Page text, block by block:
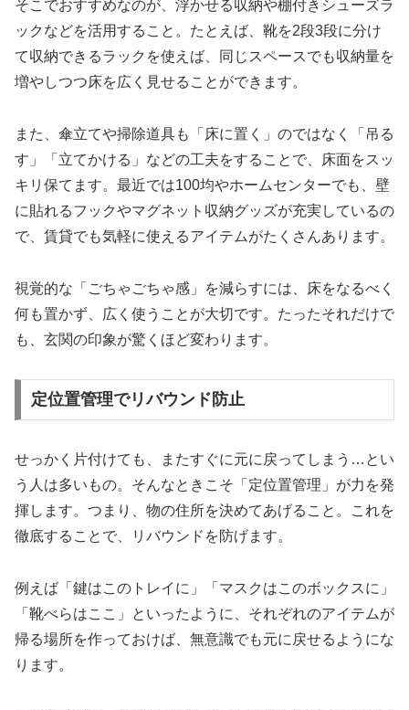
そこでおすすめなのが、浮かせる収納や棚付きシューズラ
ックなどを活用すること。たとえば、靴を2段3段に分け
て収納できるラックを使えば、同じスペースでも収納量を
増やしつつ床を広く見せることができます。
また、傘立てや掃除道具も「床に置く」のではなく「吊る
す」「立てかける」などの工夫をすることで、床面をスッ
キリ保てます。最近では100均やホームセンターでも、壁
に貼れるフックやマグネット収納グッズが充実しているの
で、賃貸でも気軽に使えるアイテムがたくさんあります。
視覚的な「ごちゃごちゃ感」を減らすには、床をなるべく
何も置かず、広く使うことが大切です。たったそれだけで
も、玄関の印象が驚くほど変わります。
定位置管理でリバウンド防止
せっかく片付けても、またすぐに元に戻ってしまう…とい
う人は多いもの。そんなときこそ「定位置管理」が力を発
揮します。つまり、物の住所を決めてあげること。これを
徹底することで、リバウンドを防げます。
例えば「鍵はこのトレイに」「マスクはこのボックスに」
「靴べらはここ」といったように、それぞれのアイテムが
帰る場所を作っておけば、無意識でも元に戻せるようにな
ります。